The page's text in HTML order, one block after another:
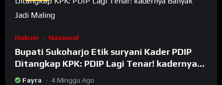
Hukum Nasional
Bupati Sukoharjo Etik suryani Kader PDIP
Ditangkap KPK: PDIP Lagi Tenar! kadernya
Banyak Jadi Maling
Fayra 4 Minggu Ago